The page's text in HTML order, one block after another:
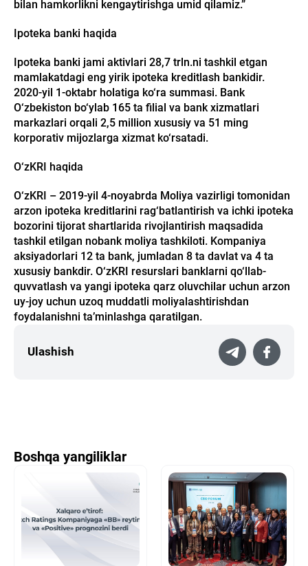
bilan hamkorlikni kengaytirishga umid qilamiz.”
Ipoteka banki haqida
Ipoteka banki jami aktivlari 28,7 trln.ni tashkil etgan
mamlakatdagi eng yirik ipoteka kreditlash bankidir.
2020-yil 1-oktabr holatiga ko‘ra summasi. Bank
O‘zbekiston bo‘ylab 165 ta filial va bank xizmatlari
markazlari orqali 2,5 million xususiy va 51 ming
korporativ mijozlarga xizmat ko‘rsatadi.
O‘zKRI haqida
O‘zKRI – 2019-yil 4-noyabrda Moliya vazirligi tomonidan
arzon ipoteka kreditlarini rag‘batlantirish va ichki ipoteka
bozorini tijorat shartlarida rivojlantirish maqsadida
tashkil etilgan nobank moliya tashkiloti. Kompaniya
aksiyadorlari 12 ta bank, jumladan 8 ta davlat va 4 ta
xususiy bankdir. O‘zKRI resurslari banklarni qo‘llab-
quvvatlash va yangi ipoteka qarz oluvchilar uchun arzon
uy-joy uchun uzoq muddatli moliyalashtirishdan
foydalanishni ta’minlashga qaratilgan.
Ulashish
Boshqa yangiliklar